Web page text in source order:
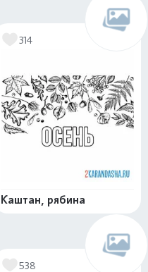
314
Каштан, рябина
538